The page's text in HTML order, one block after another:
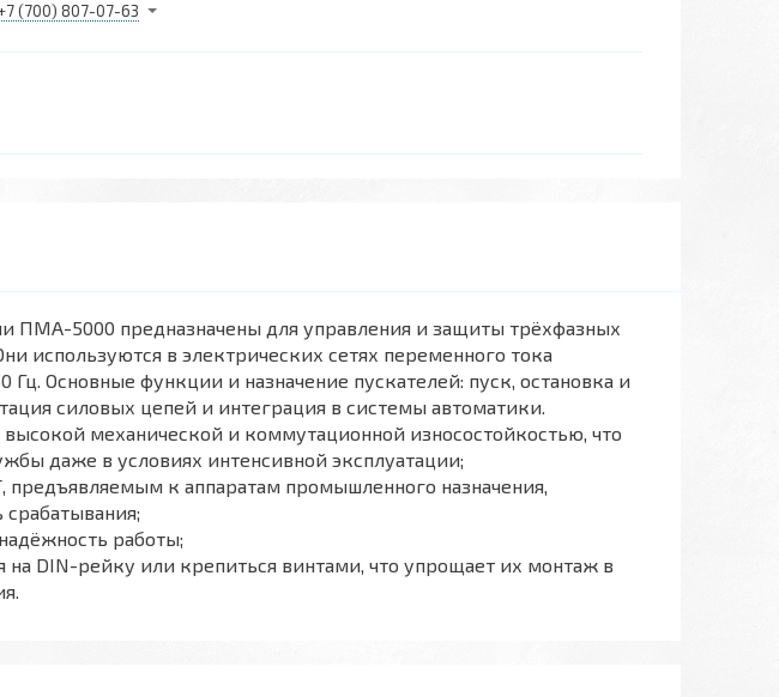
(700) 807-07-63
ПМА-5000 предназначены для управления и защиты трёхфазных
используются в электрических сетях переменного тока
Гц. Основные функции и назначение пускателей: пуск, остановка и
силовых цепей и интеграция в системы автоматики.
механической и коммутационной износостойкостью, что
даже в условиях интенсивной эксплуатации;
предъявляемым к аппаратам промышленного назначения,
работы;
на DIN-рейку или крепиться винтами, что упрощает их монтаж в